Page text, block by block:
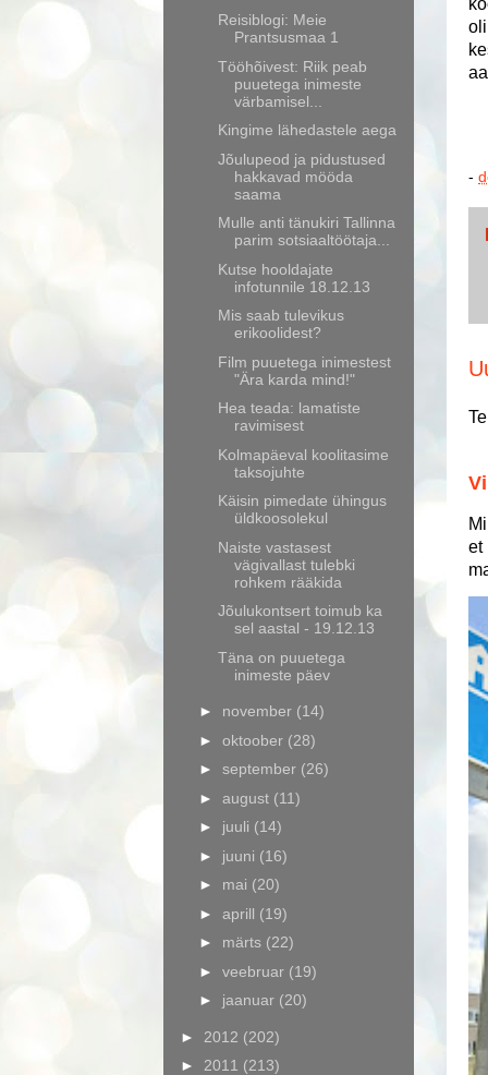
-
et
Reisiblogi: Meie
Prantsusmaa 1
Tööhõivest: Riik peab
puuetega inimeste
värbamisel...
Kingime lähedastele aega
Jõulupeod ja pidustused
hakkavad mööda
saama
Mulle anti tänukiri Tallinna
parim sotsiaaltöötaja...
Kutse hooldajate
infotunnile 18.12.13
Mis saab tulevikus
erikoolidest?
Film puuetega inimestest
"Ära karda mind!"
Hea teada: lamatiste
ravimisest
Kolmapäeval koolitasime
taksojuhte
Käisin pimedate ühingus
üldkoosolekul
Naiste vastasest
vägivallast tulebki
rohkem rääkida
Jõulukontsert toimub ka
sel aastal - 19.12.13
Täna on puuetega
inimeste päev
► november (14)
► oktoober (28)
► september (26)
► august (11)
► juuli (14)
► juuni (16)
► mai (20)
► aprill (19)
► märts (22)
► veebruar (19)
► jaanuar (20)
► 2012 (202)
► 2011 (213)